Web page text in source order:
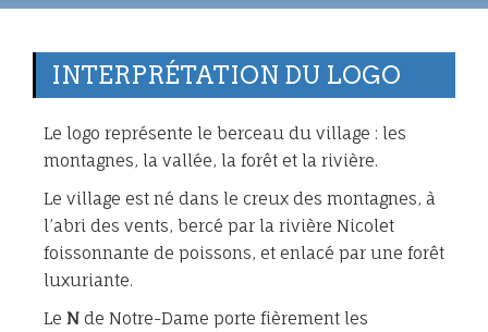
INTERPRÉTATION DU LOGO
Le logo représente le berceau du village : les
montagnes, la vallée, la forêt et la rivière.
Le village est né dans le creux des montagnes, à
l’abri des vents, bercé par la rivière Nicolet
foissonnante de poissons, et enlacé par une forêt
luxuriante.
Le N de Notre-Dame porte fièrement les